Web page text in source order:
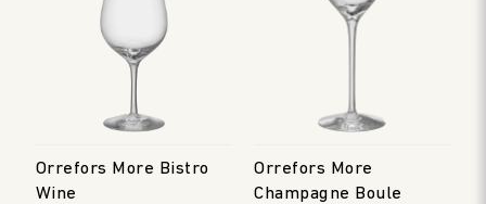
Orrefors More Bistro
Wine
Orrefors More
Champagne Boule